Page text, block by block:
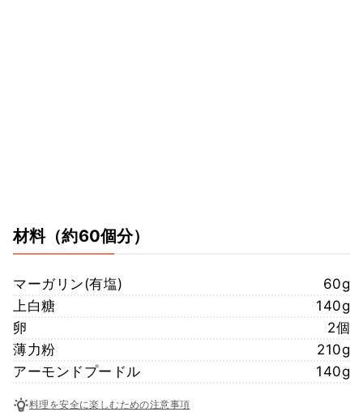
材料（約60個分）
マーガリン(有塩)
60g
上白糖
140g
卵
2個
薄力粉
210g
アーモンドプードル
140g
料理を安全に楽しむための注意事項